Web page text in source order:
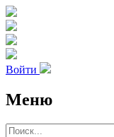
Войти
Меню